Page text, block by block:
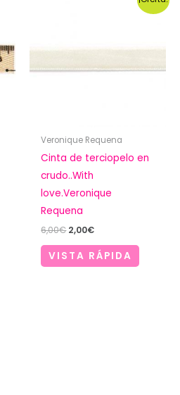
Veronique Requena
Cinta de terciopelo en
crudo..With
love.Veronique
Requena
6,00€ El
original
era:
2,00€El
actual
es:
VISTA RÁPIDA